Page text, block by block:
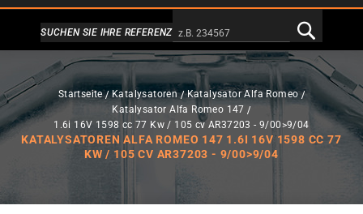
Alternativa a Doofinder
SUCHEN SIE IHRE REFERENZ
Startseite Katalysatoren
Katalysator Alfa Romeo
Katalysator Alfa Romeo 147
1.6i 16V 1598 cc 77 Kw / 105 cv AR37203 - 9/00>9/04
KATALYSATOREN ALFA ROMEO 147 1.6I 16V 1598 CC 77
KW / 105 CV AR37203 - 9/00>9/04